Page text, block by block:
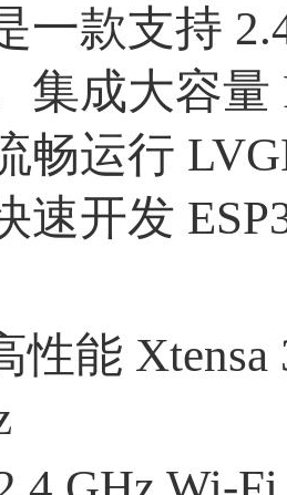
一款支持
集成大容量
畅运行
速开发
性能